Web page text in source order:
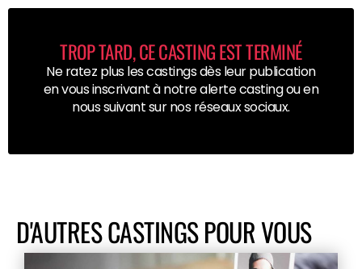
TROP TARD, CE CASTING EST TERMINÉ
Ne ratez plus les castings dès leur publication
en vous inscrivant à notre alerte casting ou en
nous suivant sur nos réseaux sociaux.
D'AUTRES CASTINGS POUR VOUS